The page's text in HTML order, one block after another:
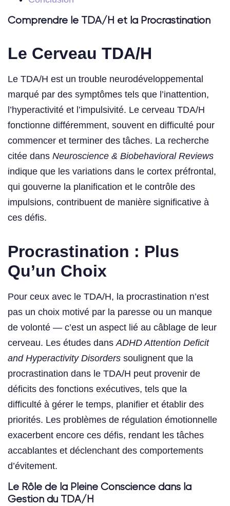
Comprendre le TDA/H et la Procrastination
Le Cerveau TDA/H
Le TDA/H est un trouble neurodéveloppemental
marqué par des symptômes tels que l’inattention,
l’hyperactivité et l’impulsivité. Le cerveau TDA/H
fonctionne différemment, souvent en difficulté pour
commencer et terminer des tâches. La recherche
citée dans Neuroscience & Biobehavioral Reviews
indique que les variations dans le cortex préfrontal,
qui gouverne la planification et le contrôle des
impulsions, contribuent de manière significative à
ces défis.
Procrastination : Plus
Qu’un Choix
Pour ceux avec le TDA/H, la procrastination n’est
pas un choix motivé par la paresse ou un manque
de volonté — c’est un aspect lié au câblage de leur
cerveau. Les études dansADHD Attention Deficit
and Hyperactivity Disorders soulignent que la
procrastination dans le TDA/H peut provenir de
déficits des fonctions exécutives, tels que la
difficulté à gérer le temps, planifier et établir des
priorités. Les problèmes de régulation émotionnelle
exacerbent encore ces défis, rendant les tâches
accablantes et déclenchant des comportements
d’évitement.
Le Rôle de la Pleine Conscience dans la
Gestion du TDA/H